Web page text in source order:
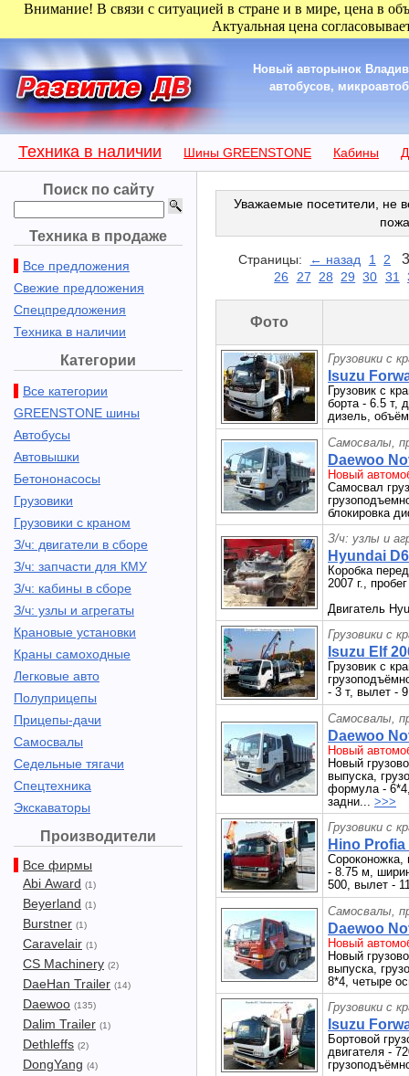
Внимание! В связи с ситуацией в стране и в мире, цена в
Актуальная цена
Новый авторынок
автобусов,
Техника в наличии Шины GREENSTONE Кабины
Поиск по сайту
Техника в продаже
Все предложения
Свежие предложения
Спецпредложения
Техника в наличии
Категории
Все категории
GREENSTONE шины
Автобусы
Автовышки
Бетононасосы
Грузовики
Грузовики с краном
З/ч: двигатели в сборе
З/ч: запчасти для КМУ
З/ч: кабины в сборе
З/ч: узлы и агрегаты
Крановые установки
Краны самоходные
Легковые авто
Полуприцепы
Прицепы-дачи
Самосвалы
Седельные тягачи
Спецтехника
Экскаваторы
Производители
Все фирмы
Abi Award (1)
Beyerland (1)
Burstner (1)
Caravelair (1)
CS Machinery (2)
DaeHan Trailer (14)
Daewoo (135)
Dalim Trailer (1)
Dethleffs (2)
DongYang (4)
Уважаемые посетители, не
Страницы: ← назад 1 2 3
26 27 28 29 30 31
Фото
Грузовики с
Isuzu
Грузовик с
борта - 6.5 т,
дизель,
Самосвалы,
Daewoo
Новый
Самосвал
блокировка
З/ч: узлы и
Hyundai
Коробка
2007 г.,
Двигатель
Грузовики с
Isuzu Elf
Грузовик с
- 3 т, вылет -
Самосвалы,
Daewoo
Новый
Новый
выпуска,
формула -
задни... >>>
Грузовики с
Hino Profia
Сороконожка,
- 8.75 м,
500, вылет -
Самосвалы,
Daewoo
Новый
Новый
выпуска,
8*4, четыре
Грузовики с
Isuzu
Бортовой
двигателя -